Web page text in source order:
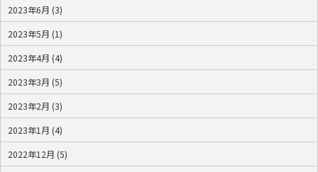
2023年6月 (3)
2023年5月 (1)
2023年4月 (4)
2023年3月 (5)
2023年2月 (3)
2023年1月 (4)
2022年12月 (5)